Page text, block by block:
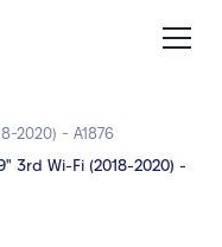
2020) - A1876
3rd Wi-Fi (2018-2020) -